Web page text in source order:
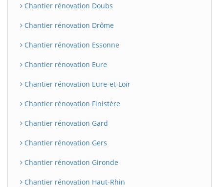
Chantier rénovation Doubs
Chantier rénovation Drôme
Chantier rénovation Essonne
Chantier rénovation Eure
Chantier rénovation Eure-et-Loir
Chantier rénovation Finistère
Chantier rénovation Gard
Chantier rénovation Gers
Chantier rénovation Gironde
Chantier rénovation Haut-Rhin